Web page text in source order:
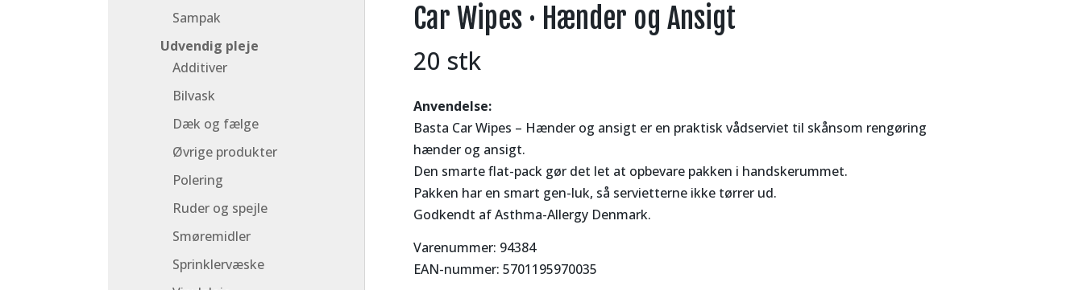
Sampak
Udvendig pleje
Additiver
Bilvask
Dæk og fælge
Øvrige produkter
Polering
Ruder og spejle
Smøremidler
Sprinklervæske
Car Wipes · Hænder og Ansigt
20 stk
Anvendelse:
Basta Car Wipes – Hænder og ansigt er en praktisk vådserviet til skånsom rengøring
hænder og ansigt.
Den smarte flat-pack gør det let at opbevare pakken i handskerummet.
Pakken har en smart gen-luk, så servietterne ikke tørrer ud.
Godkendt af Asthma-Allergy Denmark.
Varenummer: 94384
EAN-nummer: 5701195970035